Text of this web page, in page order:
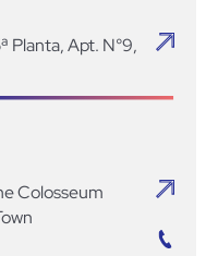
Planta, Apt. N°9,
Colosseum